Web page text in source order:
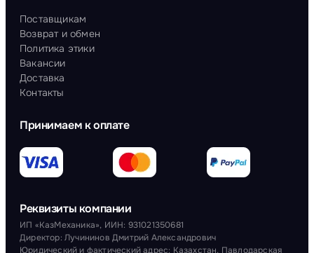
Поставщикам
Возврат и обмен
Политика этики
Вакансии
Доставка
Контакты
Принимаем к оплате
Реквизиты компании
ИП «КазМеханика», ИИН: 931021350681
Директор: Лучининов Дмитрий Александрович
Юридический и фактический адрес: Казахстан, Павлодарская